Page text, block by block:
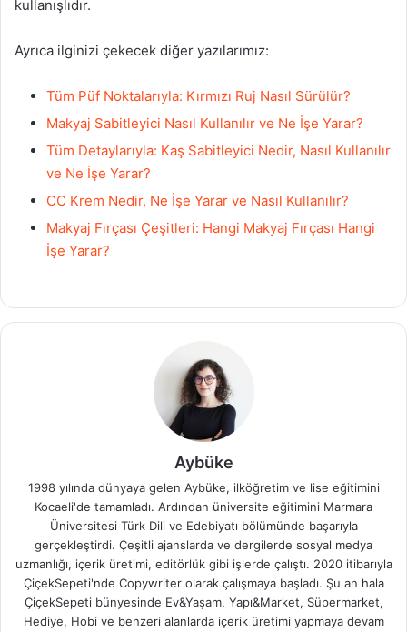
kullanışlıdır.
Ayrıca ilginizi çekecek diğer yazılarımız:
Tüm Püf Noktalarıyla: Kırmızı Ruj Nasıl Sürülür?
Makyaj Sabitleyici Nasıl Kullanılır ve Ne İşe Yarar?
Tüm Detaylarıyla: Kaş Sabitleyici Nedir, Nasıl Kullanılır
ve Ne İşe Yarar?
CC Krem Nedir, Ne İşe Yarar ve Nasıl Kullanılır?
Makyaj Fırçası Çeşitleri: Hangi Makyaj Fırçası Hangi
İşe Yarar?
Aybüke
1998 yılında dünyaya gelen Aybüke, ilköğretim ve lise eğitimini
Kocaeli'de tamamladı. Ardından üniversite eğitimini Marmara
Üniversitesi Türk Dili ve Edebiyatı bölümünde başarıyla
gerçekleştirdi. Çeşitli ajanslarda ve dergilerde sosyal medya
uzmanlığı, içerik üretimi, editörlük gibi işlerde çalıştı. 2020 itibarıyla
ÇiçekSepeti'nde Copywriter olarak çalışmaya başladı. Şu an hala
ÇiçekSepeti bünyesinde Ev&Yaşam, Yapı&Market, Süpermarket,
Hediye, Hobi ve benzeri alanlarda içerik üretimi yapmaya devam